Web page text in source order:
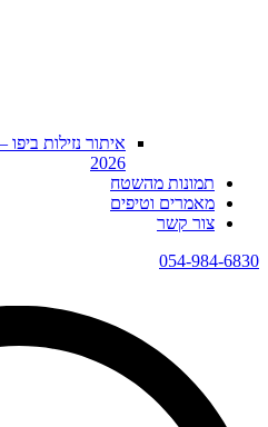
איתור נזילות
2026
תמונות מהשטח
מאמרים וטיפים
צור קשר
054-984-6830